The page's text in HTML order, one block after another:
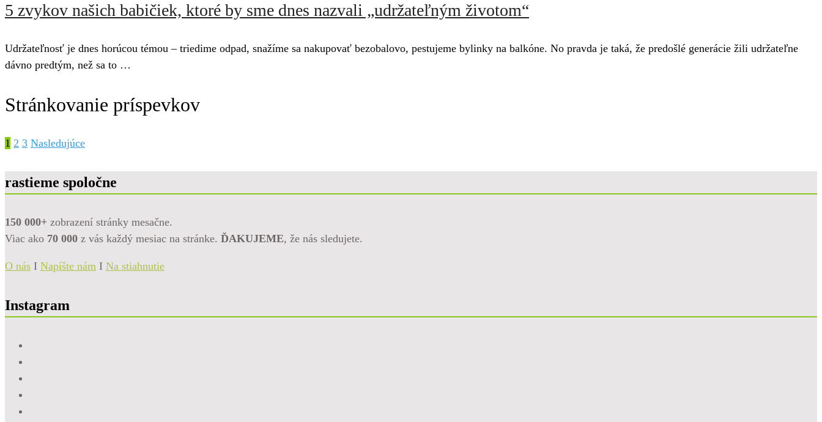
5 zvykov našich babičiek, ktoré by sme dnes nazvali „udržateľným životom“
Udržateľnosť je dnes horúcou témou – triedime odpad, snažíme sa nakupovať bezobalovo, pestujeme bylinky na balkóne. No pravda je taká, že predošlé generácie žili udržateľne
dávno predtým, než sa to …
Stránkovanie príspevkov
1 2 3 Nasledujúce
rastieme spoločne
150 000+ zobrazení stránky mesačne.
Viac ako 70 000 z vás každý mesiac na stránke. ĎAKUJEME, že nás sledujete.
O nás I Napíšte nám I Na stiahnutie
Instagram